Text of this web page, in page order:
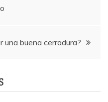
una buena cerradura?